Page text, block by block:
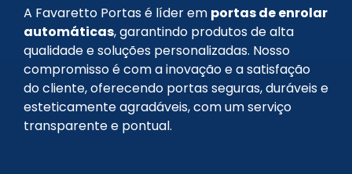
A Favaretto Portas é líder em portas de enrolar
automáticas, garantindo produtos de alta
qualidade e soluções personalizadas. Nosso
compromisso é com a inovação e a satisfação
do cliente, oferecendo portas seguras, duráveis e
esteticamente agradáveis, com um serviço
transparente e pontual.